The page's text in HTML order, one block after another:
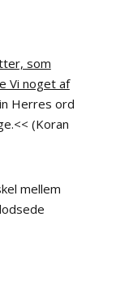
som
Vi noget af
Herres ord
(Koran
mellem